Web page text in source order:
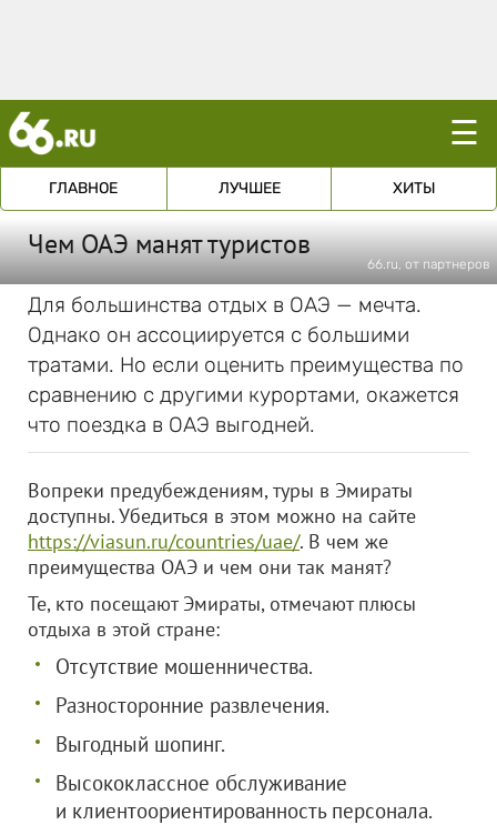
☰
ГЛАВНОЕ ЛУЧШЕЕ ХИТЫ
Чем ОАЭ манят туристов
66.ru, от партнеров
Для большинства отдых в ОАЭ — мечта.
Однако он ассоциируется с большими
тратами. Но если оценить преимущества по
сравнению с другими курортами, окажется
что поездка в ОАЭ выгодней.
Вопреки предубеждениям, туры в Эмираты
доступны. Убедиться в этом можно на сайте
https://viasun.ru/countries/uae/. В чем же
преимущества ОАЭ и чем они так манят?
Те, кто посещают Эмираты, отмечают плюсы
отдыха в этой стране:
Отсутствие мошенничества.
Разносторонние развлечения.
Выгодный шопинг.
Высококлассное обслуживание
и клиентоориентированность персонала.